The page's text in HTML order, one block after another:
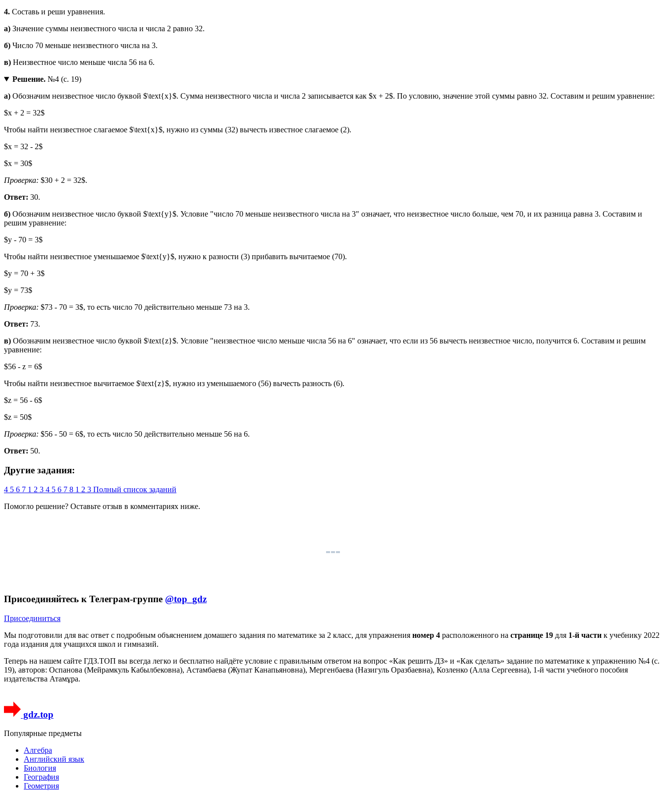
4. Составь и реши уравнения.
а) Значение суммы неизвестного числа и числа 2 равно 32.
б) Число 70 меньше неизвестного числа на 3.
в) Неизвестное число меньше числа 56 на 6.
Решение.№4 (с. 19)
а) Обозначим неизвестное число буквой $\text{x}$. Сумма неизвестного числа и числа 2 записывается как $x + 2$. По условию, значение этой суммы равно 32. Составим и решим уравнение:
$x + 2 = 32$
Чтобы найти неизвестное слагаемое $\text{x}$, нужно из суммы (32) вычесть известное слагаемое (2).
$x = 32 - 2$
$x = 30$
Проверка: $30 + 2 = 32$.
Ответ: 30.
б) Обозначим неизвестное число буквой $\text{y}$. Условие "число 70 меньше неизвестного числа на 3" означает, что неизвестное число больше, чем 70, и их разница равна 3. Составим и
решим уравнение:
$y - 70 = 3$
Чтобы найти неизвестное уменьшаемое $\text{y}$, нужно к разности (3) прибавить вычитаемое (70).
$y = 70 + 3$
$y = 73$
Проверка: $73 - 70 = 3$, то есть число 70 действительно меньше 73 на 3.
Ответ: 73.
в) Обозначим неизвестное число буквой $\text{z}$. Условие "неизвестное число меньше числа 56 на 6" означает, что если из 56 вычесть неизвестное число, получится 6. Составим и решим
уравнение:
$56 - z = 6$
Чтобы найти неизвестное вычитаемое $\text{z}$, нужно из уменьшаемого (56) вычесть разность (6).
$z = 56 - 6$
$z = 50$
Проверка: $56 - 50 = 6$, то есть число 50 действительно меньше 56 на 6.
Ответ: 50.
Другие задания:
4 5 6 7 1 2 3 4 5 6 7 8 1 2 3 Полный список заданий
Помогло решение? Оставьте отзыв в комментариях ниже.
Присоединяйтесь к Телеграм-группе @top_gdz
Присоединиться
Мы подготовили для вас ответ c подробным объяснением домашего задания по математике за 2 класс, для упражнения номер 4 расположенного на странице 19 для 1-й части к учебнику 2022
года издания для учащихся школ и гимназий.
Теперь на нашем сайте ГДЗ.ТОП вы всегда легко и бесплатно найдёте условие с правильным ответом на вопрос «Как решить ДЗ» и «Как сделать» задание по математике к упражнению №4 (с.
19), авторов: Оспанова (Мейрамкуль Кабылбековна), Астамбаева (Жупат Канапьяновна), Мергенбаева (Назигуль Оразбаевна), Козленко (Алла Сергеевна), 1-й части учебного пособия
издательства Атамұра.
gdz.top
Популярные предметы
Алгебра
Английский язык
Биология
География
Геометрия